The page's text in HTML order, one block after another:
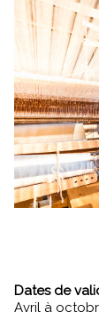
Dates de
Avril à